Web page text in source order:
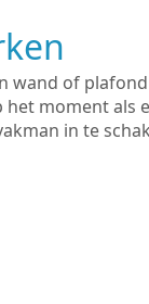
wand of
moment als
in te